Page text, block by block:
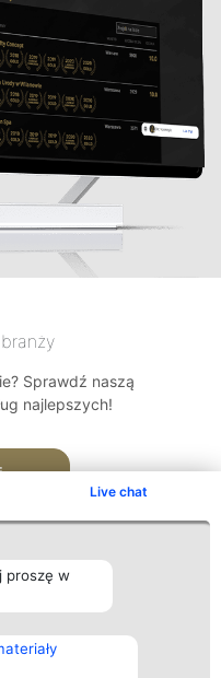
Live chat
proszę w
Sprawdź naszą
najlepszych!
Kontakt
Kontakt